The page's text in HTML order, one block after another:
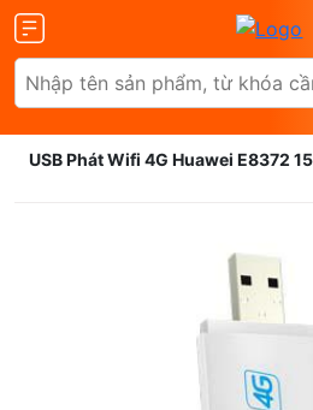
USB Phát Wifi 4G Huawei E8372